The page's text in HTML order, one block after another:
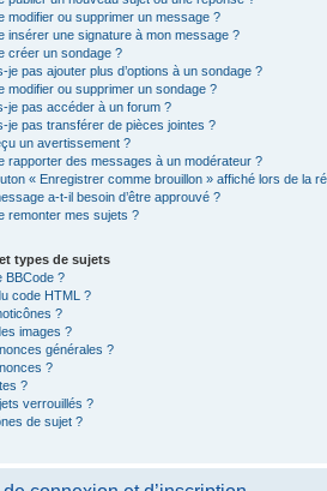
modifier ou supprimer un message ?
insérer une signature à mon message ?
créer un sondage ?
je pas ajouter plus d’options à un sondage ?
modifier ou supprimer un sondage ?
je pas accéder à un forum ?
je pas transférer de pièces jointes ?
un avertissement ?
rapporter des messages à un modérateur ?
« Enregistrer comme brouillon » affiché lors de la
a-t-il besoin d’être approuvé ?
remonter mes sujets ?
types de sujets
BBCode ?
code HTML ?
?
images ?
générales ?
?
?
verrouillés ?
de sujet ?